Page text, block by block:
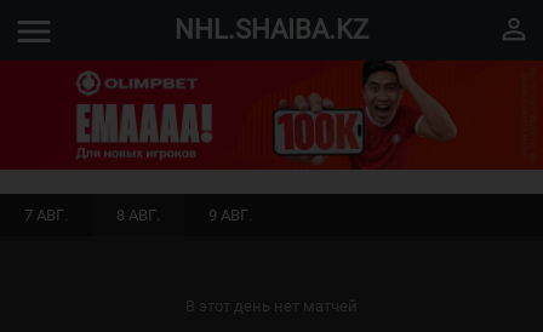
menu NHL.SHAIBA.KZ perm_identity
7 АВГ. 8 АВГ. 9 АВГ.
В этот день нет матчей